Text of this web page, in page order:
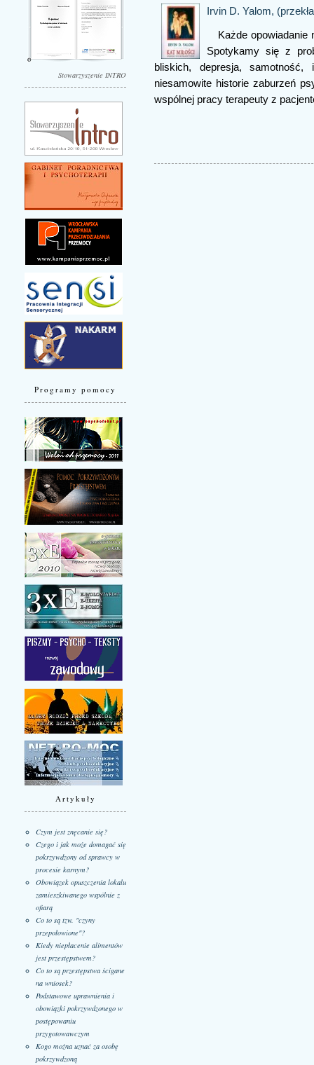
Stowarzyszenie INTRO
Programy pomocy
Artykuły
Czym jest znęcanie się?
Czego i jak może domagać się
pokrzywdzony od sprawcy w
procesie karnym?
Obowiązek opuszczenia lokalu
zamieszkiwanego wspólnie z
ofiarą
Co to są tzw. "czyny
przepołowione"?
Kiedy niepłacenie alimentów
jest przestępstwem?
Co to są przestępstwa ścigane
na wniosek?
Podstawowe uprawnienia i
obowiązki pokrzywdzonego w
postępowaniu
przygotowawczym
Kogo można uznać za osobę
pokrzywdzoną
Irvin D. Yalom,
Każde opowiadanie
Spotykamy się z
bliskich, depresja, samotność,
niesamowite historie zaburzeń
wspólnej pracy terapeuty z